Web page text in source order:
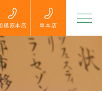
模原本店 串本店